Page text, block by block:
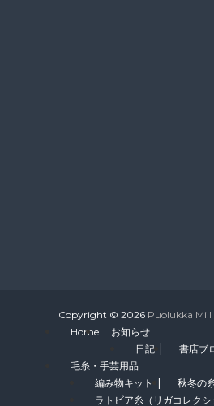
Copyright © 2026 Puolukka Mill
Home
お知らせ
日記
書店ブ
毛糸・手芸用品
編み物キット
秋冬の
ラトビア糸（リガコレクシ